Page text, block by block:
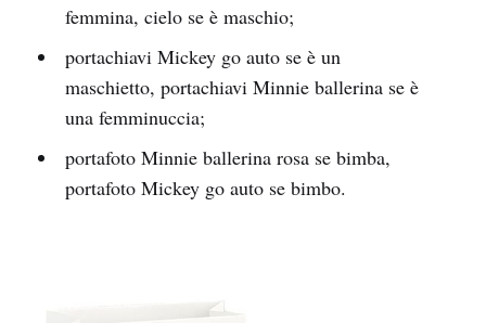
femmina, cielo se è maschio;
portachiavi Mickey go auto se è un
maschietto, portachiavi Minnie ballerina se è
una femminuccia;
portafoto Minnie ballerina rosa se bimba,
portafoto Mickey go auto se bimbo.